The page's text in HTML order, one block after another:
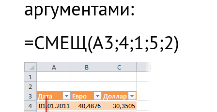
аргументами:
=СМЕЩ(A3;4;1;5;2)